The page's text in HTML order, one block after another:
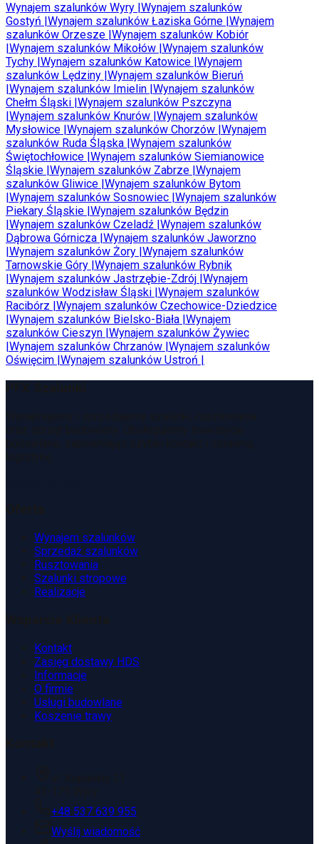
Wynajem szalunków Wyry Wynajem szalunków
Gostyń Wynajem szalunków Łaziska Górne Wynajem
szalunków Orzesze Wynajem szalunków Kobiór
Wynajem szalunków Mikołów Wynajem szalunków
Tychy Wynajem szalunków Katowice Wynajem
szalunków Lędziny Wynajem szalunków Bieruń
Wynajem szalunków Imielin Wynajem szalunków
Chełm Śląski Wynajem szalunków Pszczyna
Wynajem szalunków Knurów Wynajem szalunków
Mysłowice Wynajem szalunków Chorzów Wynajem
szalunków Ruda Śląska Wynajem szalunków
Świętochłowice Wynajem szalunków Siemianowice
Śląskie Wynajem szalunków Zabrze Wynajem
szalunków Gliwice Wynajem szalunków Bytom
Wynajem szalunków Sosnowiec Wynajem szalunków
Piekary Śląskie Wynajem szalunków Będzin
Wynajem szalunków Czeladź Wynajem szalunków
Dąbrowa Górnicza Wynajem szalunków Jaworzno
Wynajem szalunków Żory Wynajem szalunków
Tarnowskie Góry Wynajem szalunków Rybnik
Wynajem szalunków Jastrzębie-Zdrój Wynajem
szalunków Wodzisław Śląski Wynajem szalunków
Racibórz Wynajem szalunków Czechowice-Dziedzice
Wynajem szalunków Bielsko-Biała Wynajem
szalunków Cieszyn Wynajem szalunków Żywiec
Wynajem szalunków Chrzanów Wynajem szalunków
Oświęcim Wynajem szalunków Ustroń
Wynajem szalunków
Sprzedaż szalunków
Rusztowania
Szalunki stropowe
Realizacje
Kontakt
Zasięg dostawy HDS
Informacje
O firmie
Usługi budowlane
Koszenie trawy
+48 537 639 955
Wyślij wiadomość